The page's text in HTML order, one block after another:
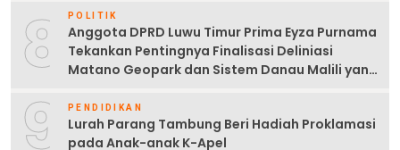
8 POLITIK
Anggota DPRD Luwu Timur Prima Eyza Purnama
Tekankan Pentingnya Finalisasi Deliniasi
Matano Geopark dan Sistem Danau Malili yang
9 PENDIDIKAN
Lurah Parang Tambung Beri Hadiah Proklamasi
pada Anak-anak K-Apel